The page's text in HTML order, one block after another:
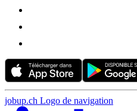
jobup.ch Logo de navigation